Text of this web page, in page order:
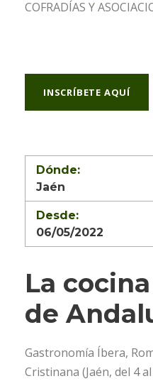
COFRADÍAS Y
INSCRÍBETE AQUÍ
Dónde:
Jaén
Desde:
06/05/2022
La
de
Gastronomía Íbera,
Cristinana (Jaén, del 4